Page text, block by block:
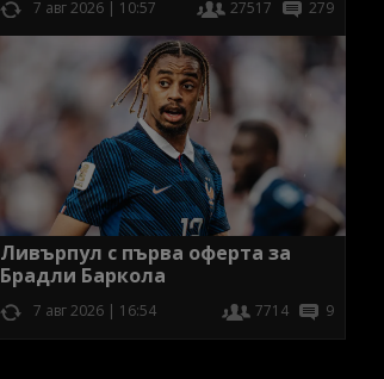
7 авг 2026 | 10:57 27517 279
Ливърпул с първа оферта за
Брадли Баркола
7 авг 2026 | 16:54 7714 9